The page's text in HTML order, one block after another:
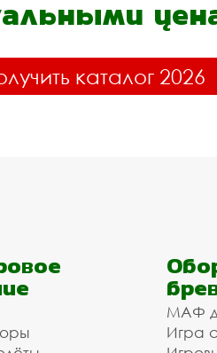
каталог 2026
МАФ
Игра